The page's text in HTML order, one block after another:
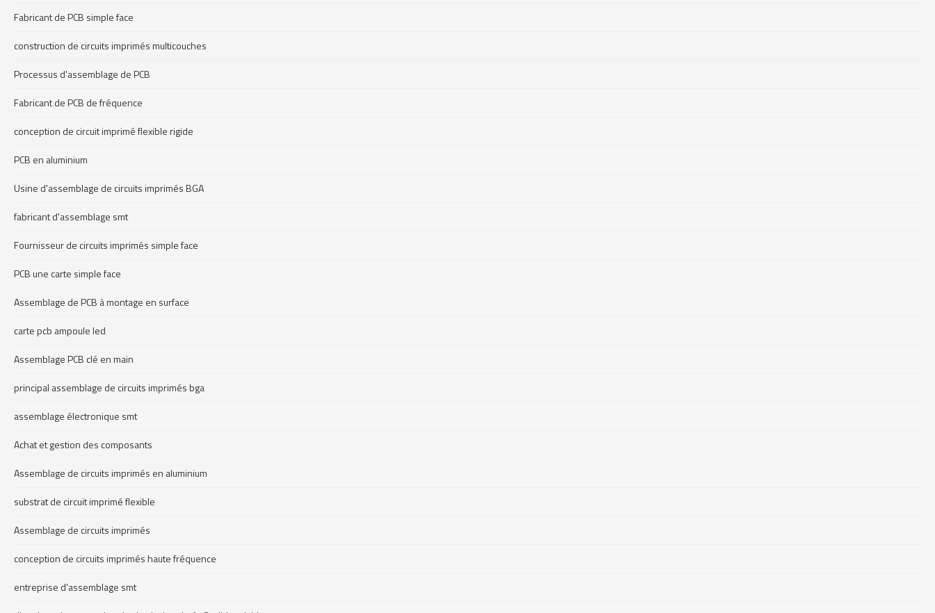
Fabricant de PCB simple face
construction de circuits imprimés multicouches
Processus d'assemblage de PCB
Fabricant de PCB de fréquence
conception de circuit imprimé flexible rigide
PCB en aluminium
Usine d'assemblage de circuits imprimés BGA
fabricant d'assemblage smt
Fournisseur de circuits imprimés simple face
PCB une carte simple face
Assemblage de PCB à montage en surface
carte pcb ampoule led
Assemblage PCB clé en main
principal assemblage de circuits imprimés bga
assemblage électronique smt
Achat et gestion des composants
Assemblage de circuits imprimés en aluminium
substrat de circuit imprimé flexible
Assemblage de circuits imprimés
conception de circuits imprimés haute fréquence
entreprise d'assemblage smt